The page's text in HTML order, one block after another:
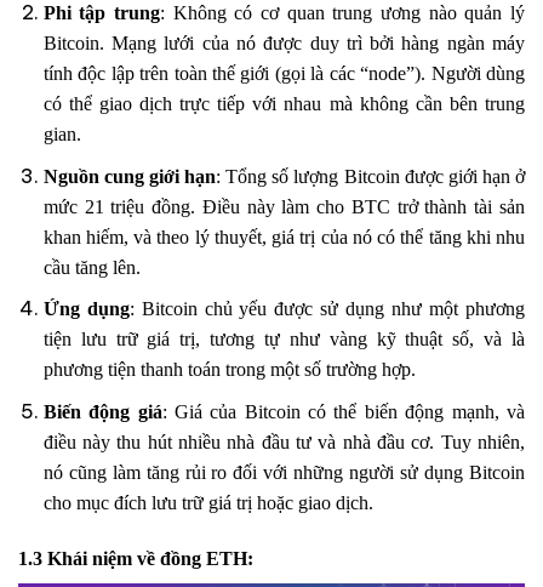
Phi tập trung: Không có cơ quan trung ương nào quản lý
Bitcoin. Mạng lưới của nó được duy trì bởi hàng ngàn máy
tính độc lập trên toàn thế giới (gọi là các “node”). Người dùng
có thể giao dịch trực tiếp với nhau mà không cần bên trung
gian.
Nguồn cung giới hạn: Tổng số lượng Bitcoin được giới hạn ở
mức 21 triệu đồng. Điều này làm cho BTC trở thành tài sản
khan hiếm, và theo lý thuyết, giá trị của nó có thể tăng khi nhu
cầu tăng lên.
Ứng dụng: Bitcoin chủ yếu được sử dụng như một phương
tiện lưu trữ giá trị, tương tự như vàng kỹ thuật số, và là
phương tiện thanh toán trong một số trường hợp.
Biến động giá: Giá của Bitcoin có thể biến động mạnh, và
điều này thu hút nhiều nhà đầu tư và nhà đầu cơ. Tuy nhiên,
nó cũng làm tăng rủi ro đối với những người sử dụng Bitcoin
cho mục đích lưu trữ giá trị hoặc giao dịch.
1.3 Khái niệm về đồng ETH: